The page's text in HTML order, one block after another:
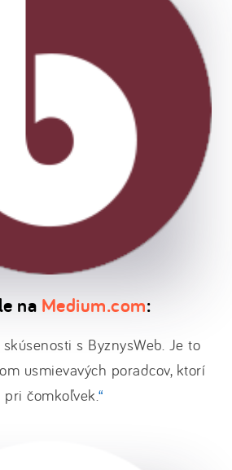
na Medium.com:
s ByznysWeb. Je to
usmievavých poradcov, ktorí
čomkoľvek.